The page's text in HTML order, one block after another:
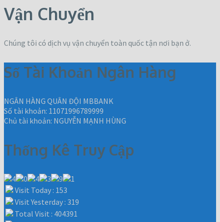
Vận Chuyển
Chúng tôi có dịch vụ vận chuyển toàn quốc tận nơi bạn ở.
Số Tài Khoản Ngân Hàng
NGÂN HÀNG QUÂN ĐỘI MBBANK
Số tài khoản: 11071996789999
Chủ tài khoản: NGUYỄN MẠNH HÙNG
Thống Kê Truy Cập
Visit Today : 153
Visit Yesterday : 319
Total Visit : 404391